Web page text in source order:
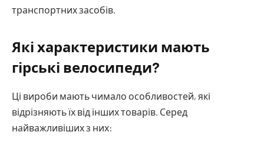
транспортних засобів.
Які характеристики мають
гірські велосипеди?
Ці вироби мають чимало особливостей, які
відрізняють їх від інших товарів. Серед
найважливіших з них: